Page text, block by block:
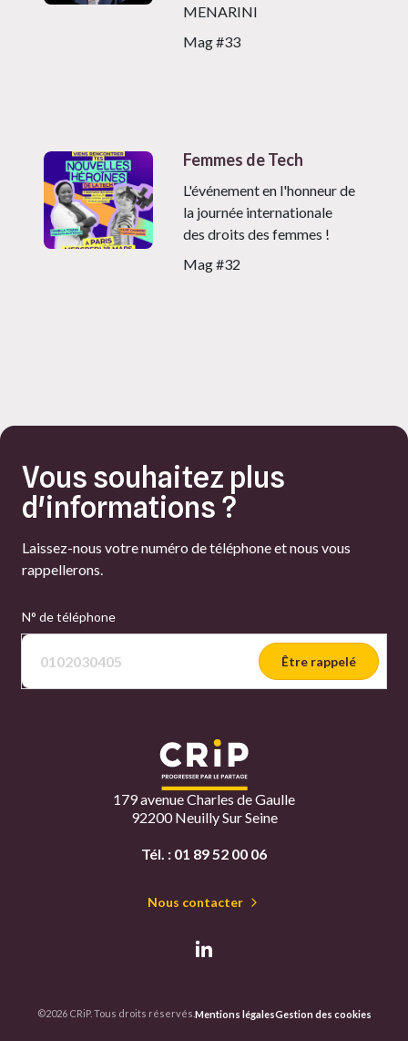
MENARINI
Mag #33
Femmes de Tech
L'événement en l'honneur de
la journée internationale
des droits des femmes !
Mag #32
Vous souhaitez plus
d'informations ?
Laissez-nous votre numéro de téléphone et nous vous
rappellerons.
N° de téléphone
Être rappelé
179 avenue Charles de Gaulle
92200 Neuilly Sur Seine
Tél. : 01 89 52 00 06
Nous contacter
©2026 CRiP. Tous droits réservés.Mentions légalesGestion des cookies